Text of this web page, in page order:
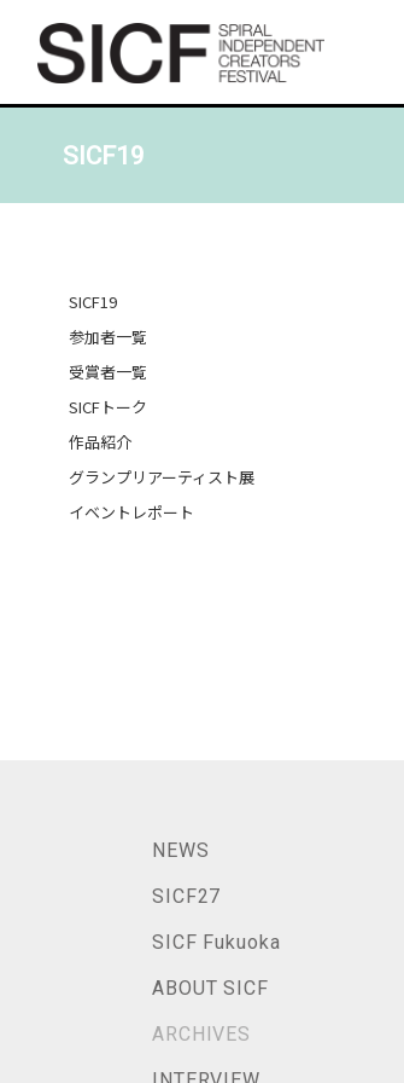
SICF19
SICF19
参加者一覧
受賞者一覧
SICFトーク
作品紹介
グランプリアーティスト展
イベントレポート
NEWS
SICF27
SICF Fukuoka
ABOUT SICF
ARCHIVES